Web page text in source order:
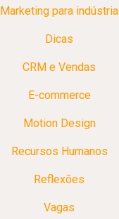
Marketing para indústria
Dicas
CRM e Vendas
E-commerce
Motion Design
Recursos Humanos
Reflexões
Vagas